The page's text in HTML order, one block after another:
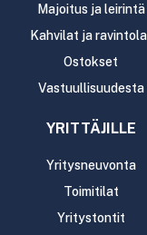
Majoitus ja leirintä
Kahvilat ja
Ostokset
Vastuullisuudesta
YRITTÄJILLE
Yritysneuvonta
Toimitilat
Yritystontit